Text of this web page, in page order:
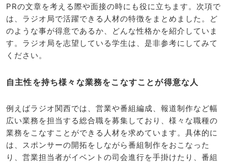
PRの文章を考える際や面接の時にも役に立ちます。次項で
は、ラジオ局で活躍できる人材の特徴をまとめました。ど
のような事が得意であるか、どんな性格かを紹介していま
す。ラジオ局を志望している学生は、是非参考にしてみて
ください。
自主性を持ち様々な業務をこなすことが得意な人
例えばラジオ関西では、営業や番組編成、報道制作など幅
広い業務を担当する総合職を募集しており、様々な職種の
業務をこなすことができる人材を求めています。具体的に
は、スポンサーの開拓をしながら番組制作をおこなった
り、営業担当者がイベントの司会進行を手掛けたり、番組